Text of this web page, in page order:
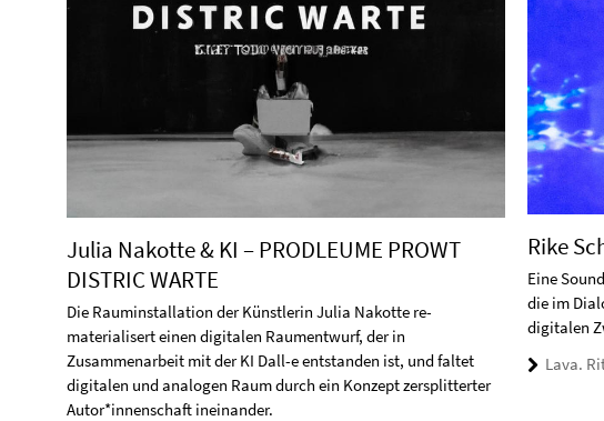
Julia Nakotte & KI – PRODLEUME PROWT
DISTRIC WARTE
Die Rauminstallation der Künstlerin Julia Nakotte re-
materialisert einen digitalen Raumentwurf, der in
Zusammenarbeit mit der KI Dall-e entstanden ist, und faltet
digitalen und analogen Raum durch ein Konzept zersplitterter
Autor*innenschaft ineinander.
Rike
Eine
die im
digitalen
Lava.